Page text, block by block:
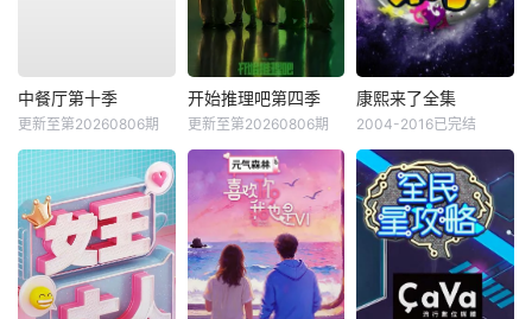
中餐厅第十季
更新至第20260806期
开始推理吧第四季
更新至第20260806期
康熙来了全集
2004-2016已完结